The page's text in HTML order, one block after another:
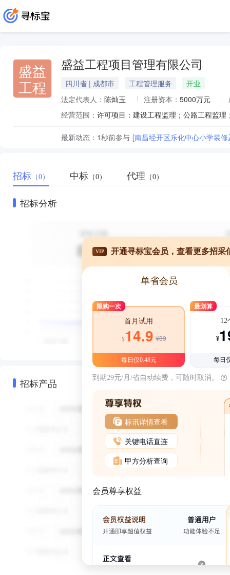
盛益
工程
盛益工程项目管理有限公司
四川省 | 成都市 工程管理服务
开业
法定代表人： 陈灿玉 注册资本： 5000万元
经营范围：
最新动态： 1秒前参与 [南昌经开区乐化中心小学装
招标 （0） 中标 （0） 代理 （0）
招标分析
招标产品
VIP 开通寻标宝会员，查看更多招采
单省会员
限购一次
首月试用
¥14.9 ¥39
每日仅0.48元
最划算
12
¥
每日
到期29元/月/省自动续费，可随时取消。
标讯详情查看
关键电话直连
甲方分析查询
会员尊享权益